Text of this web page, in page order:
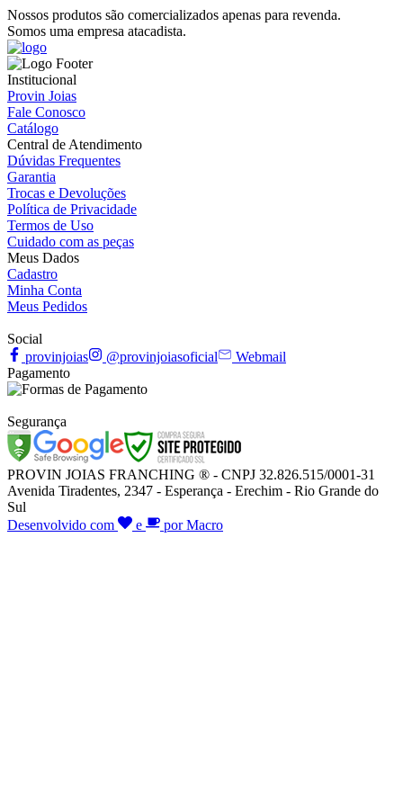
Nossos produtos são comercializados apenas para revenda.
Somos uma empresa atacadista.
Institucional
Provin Joias
Fale Conosco
Catálogo
Central de Atendimento
Dúvidas Frequentes
Garantia
Trocas e Devoluções
Política de Privacidade
Termos de Uso
Cuidado com as peças
Meus Dados
Cadastro
Minha Conta
Meus Pedidos
Social
provinjoias
@provinjoiasoficial
Webmail
Pagamento
Segurança
PROVIN JOIAS FRANCHING ® - CNPJ 32.826.515/0001-31
Avenida Tiradentes, 2347 - Esperança - Erechim - Rio Grande do
Sul
Desenvolvido com
e por Macro